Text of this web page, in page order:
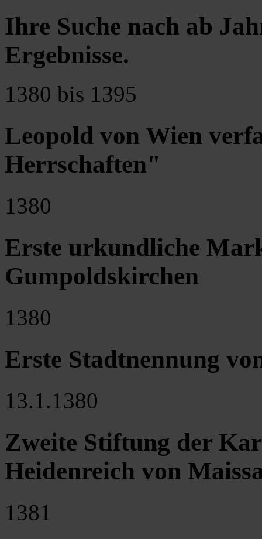
Ihre Suche nach ab
Ergebnisse.
1380 bis 1395
Leopold von Wien
Herrschaften"
1380
Erste urkundliche
Gumpoldskirchen
1380
Erste Stadtnennung
13.1.1380
Zweite Stiftung der
Heidenreich von
1381